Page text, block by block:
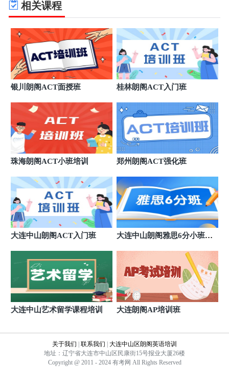
相关课程
银川朗阁ACT面授班 桂林朗阁ACT入门班
珠海朗阁ACT小班培训 郑州朗阁ACT强化班
大连中山朗阁ACT入门班
大连中山朗阁雅思6分小班培
大连中山艺术留学课程培训 大连朗阁AP培训班
关于我们 联系我们
大连中山区朗阁英语培训
地址：辽宁省大连市中山区民康街15号报业大厦26楼
Copyright @ 2011 - 2024 有考网 All Rights Reserved